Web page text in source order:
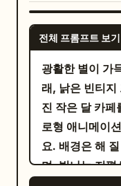
여성은 창가 옆
연한 회갈색 민
으며, 길고 곧은
럽게 늘어뜨린
고 행복하면서
니다. 남성은 여성 옆이나 대각선 맞은편에 앉
아 있으며, 깔
나 흰색 티셔츠
리에 신선한 인
굴이 아니어야
전체 프롬프트 보기
광활한 별이 가
래, 낡은 빈티지
진 작은 달 카페
로형 애니메이
요. 배경은 해
며, 빛나는 지평